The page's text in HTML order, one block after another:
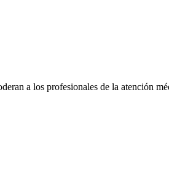
a los profesionales de la atención